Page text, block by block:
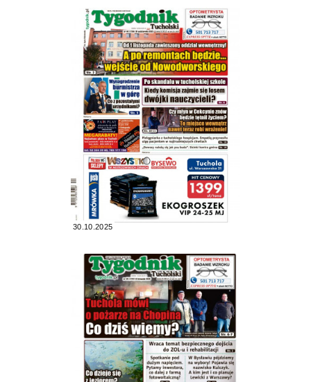
30.10.2025